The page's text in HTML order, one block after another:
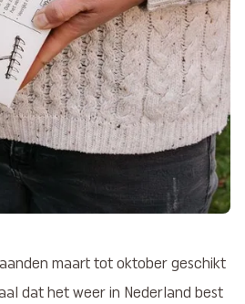
maart tot oktober geschikt
dat het weer in Nederland best